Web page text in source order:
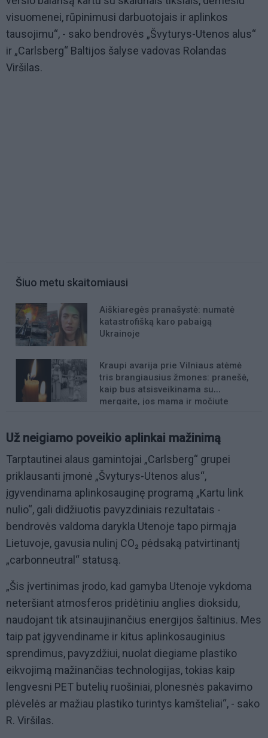
visuomenei, rūpinimusi darbuotojais ir aplinkos
tausojimu“, - sako bendrovės „Švyturys-Utenos alus“
ir „Carlsberg“ Baltijos šalyse vadovas Rolandas
Viršilas.
Šiuo metu skaitomiausi
Aiškiaregės pranašystė: numatė
katastrofišką karo pabaigą
Ukrainoje
Kraupi avarija prie Vilniaus atėmė
tris brangiausius žmones: pranešė,
kaip bus atsisveikinama su
mergaite, jos mama ir močiute
Už neigiamo poveikio aplinkai mažinimą
Tarptautinei alaus gamintojai „Carlsberg“ grupei
priklausanti įmonė „Švyturys-Utenos alus“,
įgyvendinama aplinkosauginę programą „Kartu link
nulio“, gali didžiuotis pavyzdiniais rezultatais -
bendrovės valdoma darykla Utenoje tapo pirmąja
Lietuvoje, gavusia nulinį CO₂ pėdsaką patvirtinantį
„carbonneutral“ statusą.
„Šis įvertinimas įrodo, kad gamyba Utenoje vykdoma
neteršiant atmosferos pridėtiniu anglies dioksidu,
naudojant tik atsinaujinančius energijos šaltinius. Mes
taip pat įgyvendiname ir kitus aplinkosauginius
sprendimus, pavyzdžiui, nuolat diegiame plastiko
eikvojimą mažinančias technologijas, tokias kaip
lengvesni PET butelių ruošiniai, plonesnės pakavimo
plėvelės ar mažiau plastiko turintys kamšteliai“, - sako
R. Viršilas.